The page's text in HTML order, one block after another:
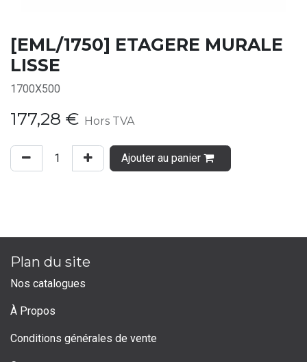
[EML/1750] ETAGERE MURALE
LISSE
1700X500
177,28 € Hors TVA
Ajouter au panier
Plan du site
Nos catalogues
À Propos
Conditions générales de vente